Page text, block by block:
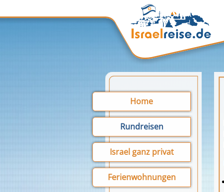
Home
Rundreisen
Israel ganz privat
Ferienwohnungen